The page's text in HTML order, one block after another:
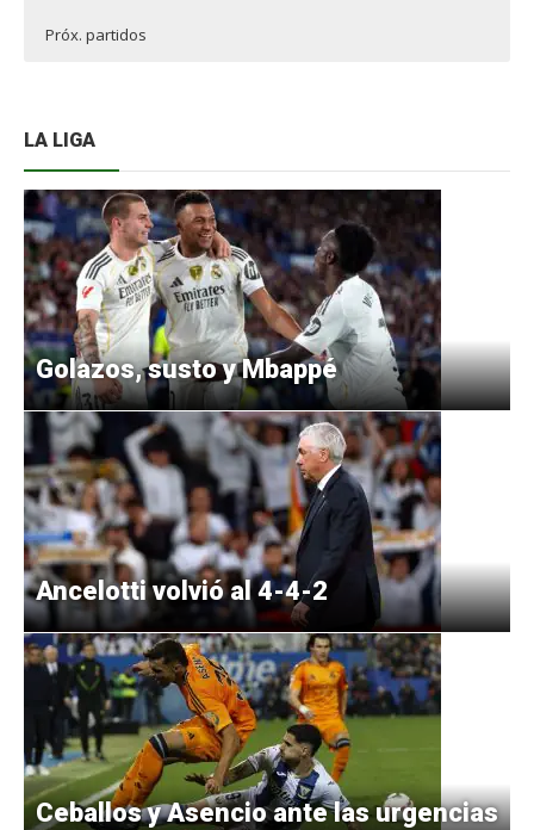
Próx. partidos
LA LIGA
Golazos, susto y Mbappé
Ancelotti volvió al 4-4-2
Ceballos y Asencio ante las urgencias